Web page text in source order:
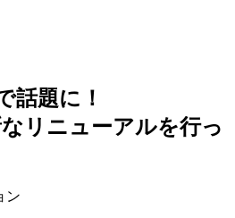
話題に！
リニューアルを行っ
ン